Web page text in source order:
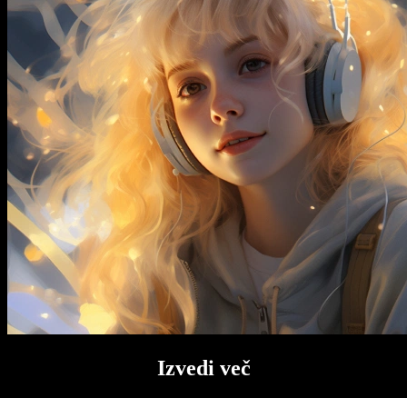
Izvedi več